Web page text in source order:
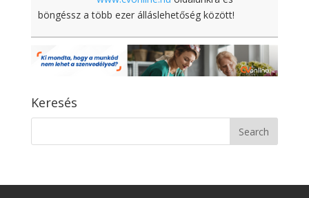
böngéssz a több ezer álláslehetőség között!
Keresés